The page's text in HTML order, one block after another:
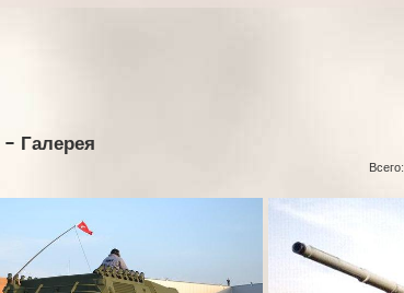
- Галерея
Всего: